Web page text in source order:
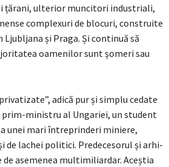
țărani, ulterior muncitori industriali,
complexuri de blocuri, construite
și Praga. Și continuă să
oamenilor sunt șomeri sau
adică pur și simplu cedate
ministru al Ungariei, un student
unei mari întreprinderi miniere,
de lachei politici. Predecesorul și arhi-
de asemenea multimiliardar. Aceștia